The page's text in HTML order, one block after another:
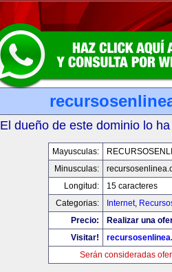
El dueño de este dominio lo
Mayusculas:
Minusculas:
Longitud:
15 caracteres
Categorias:
Internet,
Precio:
Realizar una
Visitar!
Serán consideradas